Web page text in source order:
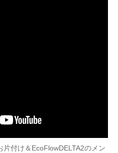
片付け＆EcoFlowDELTA2のメン